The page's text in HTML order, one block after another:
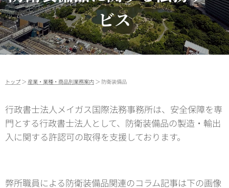
ビス
トップ ＞ 産業・業種・商品別業務案内 ＞ 防衛装備品
行政書士法人メイガス国際法務事務所は、安全保障を専
門とする行政書士法人として、防衛装備品の製造・輸出
入に関する許認可の取得を支援しております。
弊所職員による防衛装備品関連のコラム記事は下の画像